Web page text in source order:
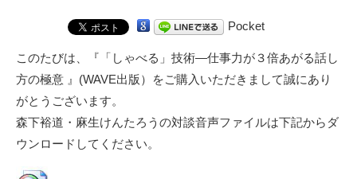
Pocket
このたびは、
『「しゃべる」技術―仕事力が３倍あがる話し
方の極意 』(WAVE出版）
をご購入いただきまして誠にあり
がとうございます。
森下裕道・麻生けんたろうの対談音声ファイルは下記からダ
ウンロードしてください。